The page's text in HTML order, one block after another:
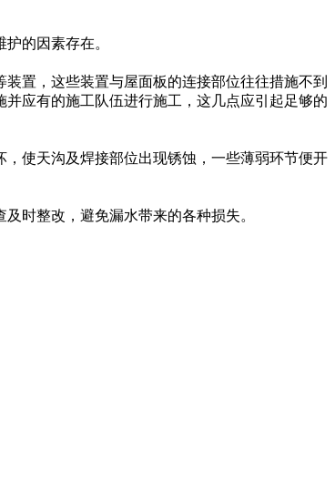
的因素存在。
置，这些装置与屋面板的连接部位往往措施不到
应有的施工队伍进行施工，这几点应引起足够的
使天沟及焊接部位出现锈蚀，一些薄弱环节便开
时整改，避免漏水带来的各种损失。